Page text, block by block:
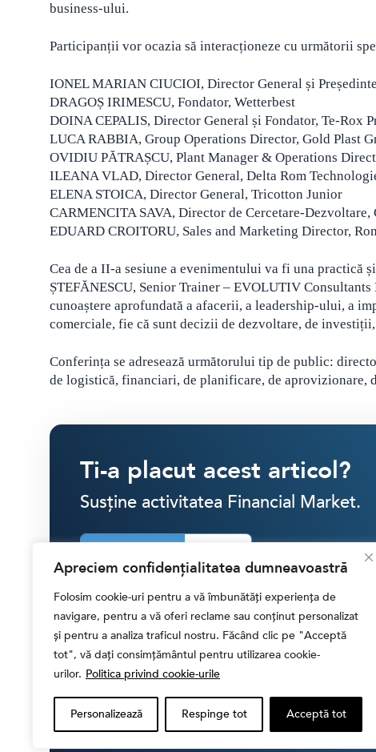
Apreciem confidențialitatea dumneavoastră
Folosim cookie-uri pentru a vă îmbunătăți experiența de
navigare, pentru a vă oferi reclame sau conținut personalizat
și pentru a analiza traficul nostru. Făcând clic pe "Acceptă
tot", vă dați consimțământul pentru utilizarea cookie-
urilor. Politica privind cookie-urile
Personalizează Respinge tot Acceptă tot
business-ului.
Participanții vor ocazia să interacționeze cu următorii
IONEL MARIAN CIUCIOI, Director General și
DRAGOȘ IRIMESCU, Fondator, Wetterbest
DOINA CEPALIS, Director General și Fondator, Te-Rox
LUCA RABBIA, Group Operations Director, Gold Plast
OVIDIU PĂTRAȘCU, Plant Manager & Operations
ILEANA VLAD, Director General, Delta Rom
ELENA STOICA, Director General, Tricotton Junior
CARMENCITA SAVA, Director de Cercetare-Dezvoltare,
EDUARD CROITORU, Sales and Marketing Director,
Cea de a II-a sesiune a evenimentului va fi una practică
ȘTEFĂNESCU, Senior Trainer – EVOLUTIV
cunoaștere aprofundată a afacerii, a leadership-ului, a
comerciale, fie că sunt decizii de dezvoltare, de
Conferința se adresează următorului tip de public:
de logistică, financiari, de planificare, de aprovizionare,
Ti-a placut acest articol?
Susține activitatea Financial Market.
30 RON 40 RON 50 RON ALTĂ
CONTRIBUIE CU30.00 LEI